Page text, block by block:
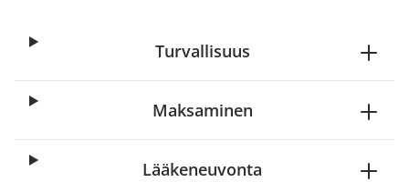
Turvallisuus
Maksaminen
Lääkeneuvonta